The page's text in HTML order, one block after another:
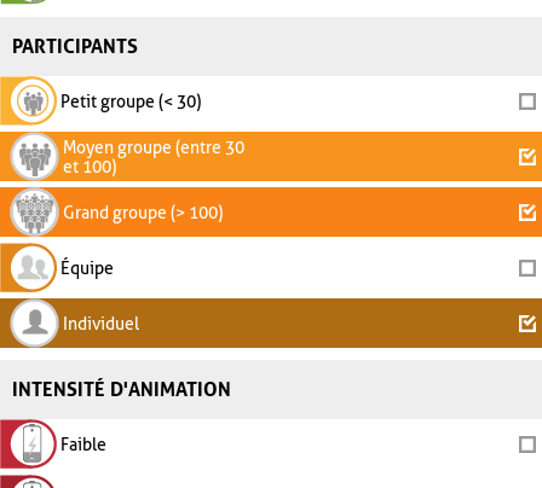
PARTICIPANTS
Petit groupe (< 30)
Moyen groupe (entre 30
et 100)
Grand groupe (> 100)
Équipe
Individuel
INTENSITÉ D'ANIMATION
Faible